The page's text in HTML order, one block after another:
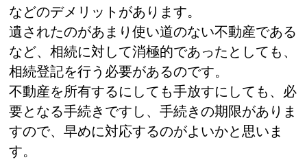
などのデメリットがあります。
遺されたのがあまり使い道のない不動産である
など、相続に対して消極的であったとしても、
相続登記を行う必要があるのです。
不動産を所有するにしても手放すにしても、必
要となる手続きですし、手続きの期限がありま
すので、早めに対応するのがよいかと思いま
す。